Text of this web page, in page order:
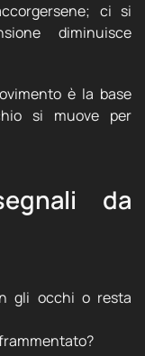
ci si
diminuisce
è la base
si muove per
da
gli occhi o resta